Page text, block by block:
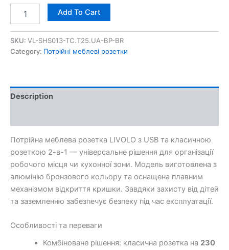
Add To Cart
SKU: VL-SHS013-TC.T25.UA-BP-BR
Category: Потрійні меблеві розетки
Description
Потрійна меблева розетка LIVOLO з USB та класичною
розеткою 2-в-1 — універсальне рішення для організації
робочого місця чи кухонної зони. Модель виготовлена з
алюмінію бронзового кольору та оснащена плавним
механізмом відкриття кришки. Завдяки захисту від дітей
та заземленню забезпечує безпеку під час експлуатації.
Особливості та переваги
Комбіноване рішення: класична розетка на 230